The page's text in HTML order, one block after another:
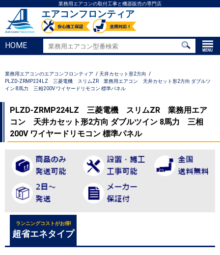
業務用エアコンの取付工事と機器販売の専門店
エアコンフロンティア
HOME
業務用エアコンのエアコンフロンティア
天井カセット形2方向
PLZD-ZRMP224LZ 三菱電機 スリムZR 業務用エアコン 天井カセット形2方向 ダブルツ
イン 8馬力 三相200V ワイヤードリモコン 標準パネル
PLZD-ZRMP224LZ 三菱電機 スリムZR 業務用エア
コン 天井カセット形2方向 ダブルツイン 8馬力 三相
200V ワイヤードリモコン 標準パネル
ランニングコストがお得!
超省エネタイプ